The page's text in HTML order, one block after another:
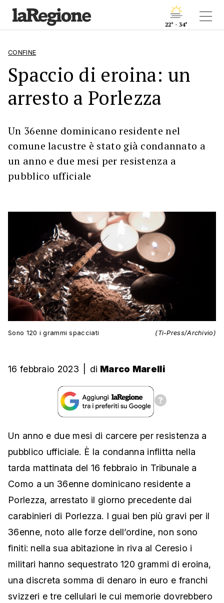
22° - 34°
CONFINE
Spaccio di eroina: un
arresto a Porlezza
Un 36enne dominicano residente nel
comune lacustre è stato già condannato a
un anno e due mesi per resistenza a
pubblico ufficiale
Sono 120 i grammi spacciati (Ti-Press/Archivio)
16 febbraio 2023 di Marco Marelli
Un anno e due mesi di carcere per resistenza a
pubblico ufficiale. È la condanna inflitta nella
tarda mattinata del 16 febbraio in Tribunale a
Como a un 36enne dominicano residente a
Porlezza, arrestato il giorno precedente dai
carabinieri di Porlezza. I guai ben più gravi per il
36enne, noto alle forze dell’ordine, non sono
finiti: nella sua abitazione in riva al Ceresio i
militari hanno sequestrato 120 grammi di eroina,
una discreta somma di denaro in euro e franchi
svizzeri e tre cellulari le cui memorie dovrebbero